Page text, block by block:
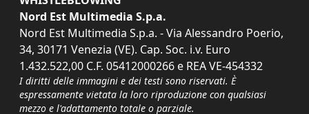
Nord Est Multimedia S.p.a.
Nord Est Multimedia S.p.a. - Via Alessandro Poerio,
34, 30171 Venezia (VE). Cap. Soc. i.v. Euro
1.432.522,00 C.F. 05412000266 e REA VE-454332
I diritti delle immagini e dei testi sono riservati. È
espressamente vietata la loro riproduzione con qualsiasi
mezzo e l'adattamento totale o parziale.